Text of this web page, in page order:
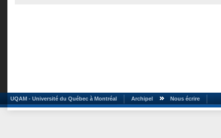
UQAM - Université du Québec à Montréal Archipel Nous écrire